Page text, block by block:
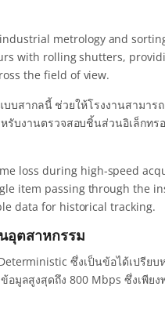
metrology and
with rolling shutters,
the field of view.
บสากลนี้ ช่วยให้โรงงานสามาร
รับงานตรวจสอบชิ้นส่วนอิเล็กท
loss during high-speed
item passing through the
data for historical tracking.
อุตสาหกรรม
ซึ่งเป็นข้อได้เปรียบ
อมูลสูงสุดถึง 800 Mbps ซึ่งเพีย